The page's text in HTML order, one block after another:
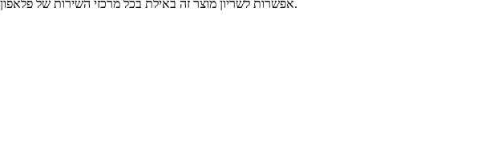
אפשרות לשריון מוצר זה באילת בכל מרכזי השירות של פלאפון, 2-14 ימי עסקים לפני הגעתך לאילת. יש לבחור נקודה לאיסוף ומועד איסוף, המוצרים יישמרו עבורך עד 3 ימים עסקים נוספים.